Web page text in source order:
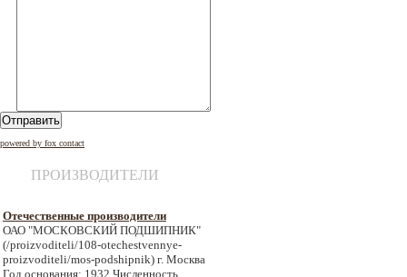
Отправить
powered by fox contact
ПРОИЗВОДИТЕЛИ
Отечественные производители
ОАО "МОСКОВСКИЙ ПОДШИПНИК"
(/proizvoditeli/108-otechestvennye-
proizvoditeli/mos-podshipnik) г. Москва
Год основания: 1932 Численность